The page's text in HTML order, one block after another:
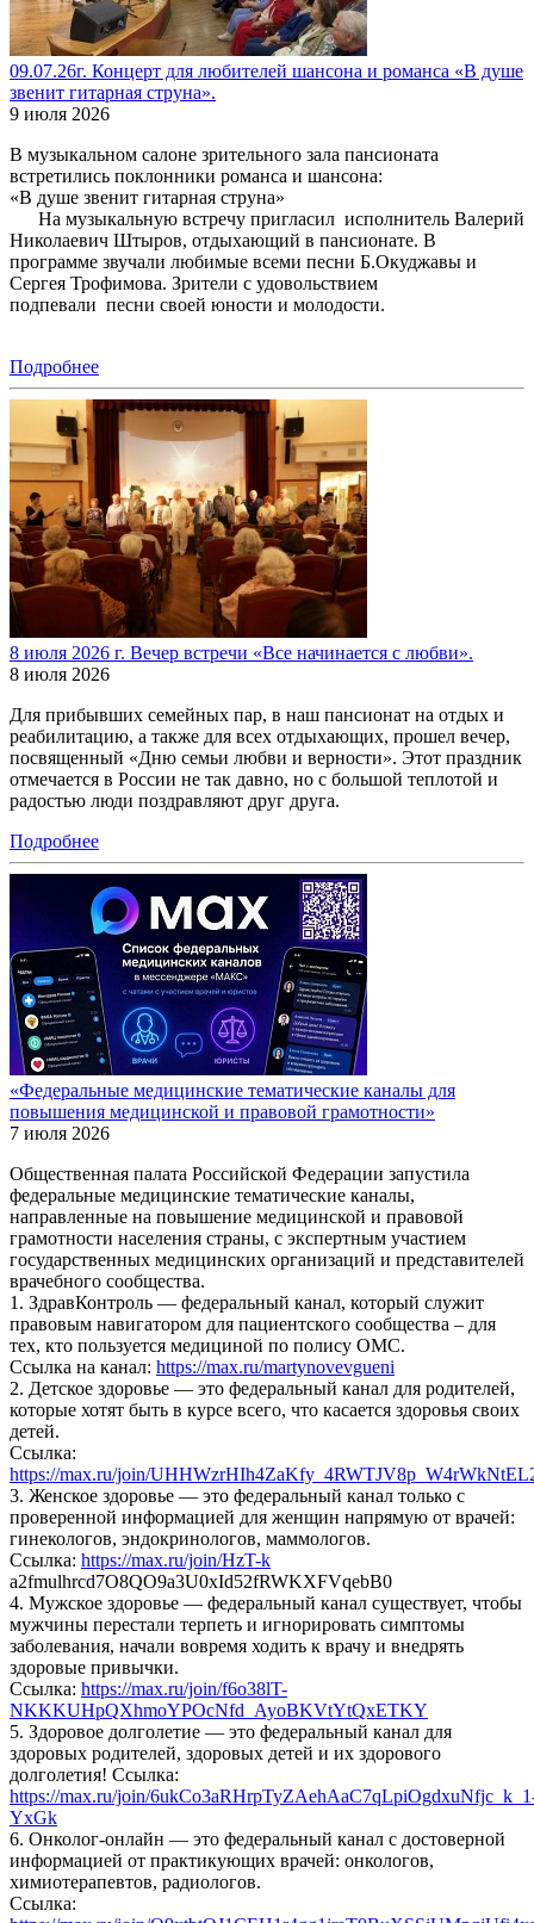
09.07.26г. Концерт для любителей шансона и романса «В душе
звенит гитарная струна».
9 июля 2026
В музыкальном салоне зрительного зала пансионата
встретились поклонники романса и шансона:
«В душе звенит гитарная струна»
На музыкальную встречу пригласил исполнитель Валерий
Николаевич Штыров, отдыхающий в пансионате. В
программе звучали любимые всеми песни Б.Окуджавы и
Сергея Трофимова. Зрители с удовольствием
подпевали песни своей юности и молодости.
Подробнее
8 июля 2026 г. Вечер встречи «Все начинается с любви».
8 июля 2026
Для прибывших семейных пар, в наш пансионат на отдых и
реабилитацию, а также для всех отдыхающих, прошел вечер,
посвященный «Дню семьи любви и верности». Этот праздник
отмечается в России не так давно, но с большой теплотой и
радостью люди поздравляют друг друга.
Подробнее
«Федеральные медицинские тематические каналы для
повышения медицинской и правовой грамотности»
7 июля 2026
Общественная палата Российской Федерации запустила
федеральные медицинские тематические каналы,
направленные на повышение медицинской и правовой
грамотности населения страны, с экспертным участием
государственных медицинских организаций и представителей
врачебного сообщества.
1. ЗдравКонтроль — федеральный канал, который служит
правовым навигатором для пациентского сообщества – для
тех, кто пользуется медициной по полису ОМС.
Ссылка на канал: https://max.ru/martynovevgueni
2. Детское здоровье — это федеральный канал для родителей,
которые хотят быть в курсе всего, что касается здоровья своих
детей.
Ссылка:
https://max.ru/join/
3. Женское здоровье — это федеральный канал только с
проверенной информацией для женщин напрямую от врачей:
гинекологов, эндокринологов, маммологов.
Ссылка: https://max.ru/join/HzT-k
a2fmulhrcd7O8QO9a3U0xId52fRWKXFVqebB0
4. Мужское здоровье — федеральный канал существует, чтобы
мужчины перестали терпеть и игнорировать симптомы
заболевания, начали вовремя ходить к врачу и внедрять
здоровые привычки.
Ссылка: https://max.ru/join/f6o38lT-
NKKKUHpQXhmoYPOcNfd_AyoBKVtYtQxETKY
5. Здоровое долголетие — это федеральный канал для
здоровых родителей, здоровых детей и их здорового
долголетия! Ссылка:
https://max.ru/join/
YxGk
6. Онколог-онлайн — это федеральный канал с достоверной
информацией от практикующих врачей: онкологов,
химиотерапевтов, радиологов.
Ссылка: